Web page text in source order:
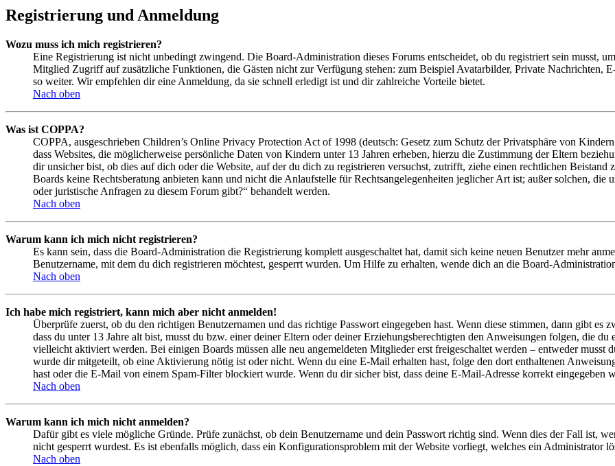
Registrierung und Anmeldung
Wozu muss ich mich registrieren?
Eine Registrierung ist nicht unbedingt zwingend. Die Board-Administration dieses Forums entscheidet, ob du registriert sein musst,
Mitglied Zugriff auf zusätzliche Funktionen, die Gästen nicht zur Verfügung stehen: zum Beispiel Avatarbilder, Private Nachrichten,
so weiter. Wir empfehlen dir eine Anmeldung, da sie schnell erledigt ist und dir zahlreiche Vorteile bietet.
Nach oben
Was ist COPPA?
COPPA, ausgeschrieben Children’s Online Privacy Protection Act of 1998 (deutsch: Gesetz zum Schutz der Privatsphäre von
dass Websites, die möglicherweise persönliche Daten von Kindern unter 13 Jahren erheben, hierzu die Zustimmung der Eltern
dir unsicher bist, ob dies auf dich oder die Website, auf der du dich zu registrieren versuchst, zutrifft, ziehe einen rechtlichen
Boards keine Rechtsberatung anbieten kann und nicht die Anlaufstelle für Rechtsangelegenheiten jeglicher Art ist; außer solchen,
oder juristische Anfragen zu diesem Forum gibt?“ behandelt werden.
Nach oben
Warum kann ich mich nicht registrieren?
Es kann sein, dass die Board-Administration die Registrierung komplett ausgeschaltet hat, damit sich keine neuen Benutzer mehr
Benutzername, mit dem du dich registrieren möchtest, gesperrt wurden. Um Hilfe zu erhalten, wende dich an die Board-
Nach oben
Ich habe mich registriert, kann mich aber nicht anmelden!
Überprüfe zuerst, ob du den richtigen Benutzernamen und das richtige Passwort eingegeben hast. Wenn diese stimmen, dann gibt es
dass du unter 13 Jahre alt bist, musst du bzw. einer deiner Eltern oder deiner Erziehungsberechtigten den Anweisungen folgen, die
vielleicht aktiviert werden. Bei einigen Boards müssen alle neu angemeldeten Mitglieder erst freigeschaltet werden – entweder musst
wurde dir mitgeteilt, ob eine Aktivierung nötig ist oder nicht. Wenn du eine E-Mail erhalten hast, folge den dort enthaltenen
hast oder die E-Mail von einem Spam-Filter blockiert wurde. Wenn du dir sicher bist, dass deine E-Mail-Adresse korrekt eingegeben
Nach oben
Warum kann ich mich nicht anmelden?
Dafür gibt es viele mögliche Gründe. Prüfe zunächst, ob dein Benutzername und dein Passwort richtig sind. Wenn dies der Fall ist,
nicht gesperrt wurdest. Es ist ebenfalls möglich, dass ein Konfigurationsproblem mit der Website vorliegt, welches ein Administrator
Nach oben